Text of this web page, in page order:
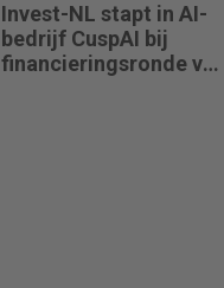
Invest-NL stapt in AI-
bedrijf CuspAI bij
financieringsronde van